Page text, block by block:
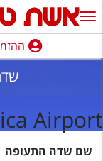
ההזמנות שלי
חופשה לפי
מלונות באילת
Airport
שם שדה התעופה